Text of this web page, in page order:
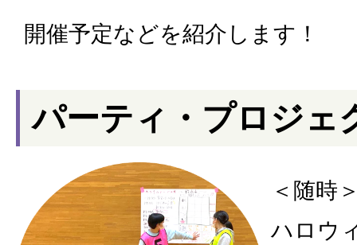
開催予定などを紹介します！
パーティ・プロジェ
＜随時
ハロウ